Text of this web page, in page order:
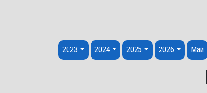
Перейти к содержанию
2023 2024 2025 2026 Май